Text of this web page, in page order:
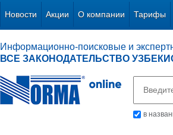
Новости Акции О компании Тарифы
Информационно-поисковые и
ВСЕ ЗАКОНОДАТЕЛЬСТВО
в